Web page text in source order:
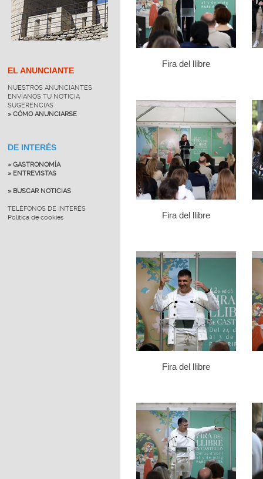
EL ANUNCIANTE
NUESTROS ANUNCIANTES
ENVÍANOS TU NOTICIA
SUGERENCIAS
» CÓMO ANUNCIARSE
DE INTERÉS
» GASTRONOMÍA
» ENTREVISTAS
» BUSCAR NOTICIAS
TELÉFONOS DE INTERÉS
Política de cookies
Fira del llibre
Fira del llibre
Fira del llibre